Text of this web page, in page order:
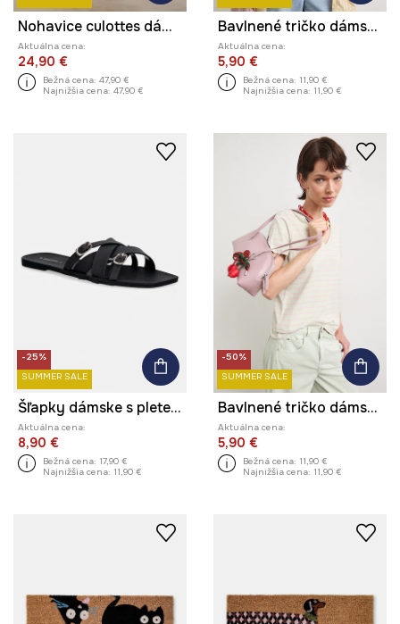
Nohavice culottes dámske s prímesou ľanu hladké
Aktuálna cena:
24,90 €
Bežná cena: 47,90 €
Najnižšia cena: 47,90 €
Bavlnené tričko dámske s elastanom pruhovaný
Aktuálna cena:
5,90 €
Bežná cena: 11,90 €
Najnižšia cena: 11,90 €
-25%
SUMMER SALE
Šľapky dámske s pletenými ramienkami
Aktuálna cena:
8,90 €
Bežná cena: 17,90 €
Najnižšia cena: 11,90 €
-50%
SUMMER SALE
Bavlnené tričko dámske s elastanom pruhovaný
Aktuálna cena:
5,90 €
Bežná cena: 11,90 €
Najnižšia cena: 11,90 €